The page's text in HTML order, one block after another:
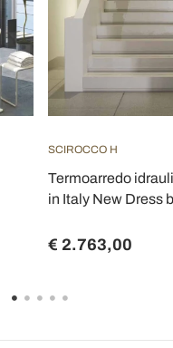
SCIROCCO H
Termoarredo
in Italy New Dress
€ 2.763,00